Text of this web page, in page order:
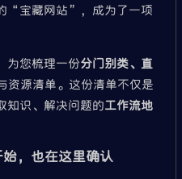
“宝藏网站”，成为了一项
为您梳理一份分门别类、直
资源清单。这份清单不仅是
知识、解决问题的工作流地
，也在这里确认